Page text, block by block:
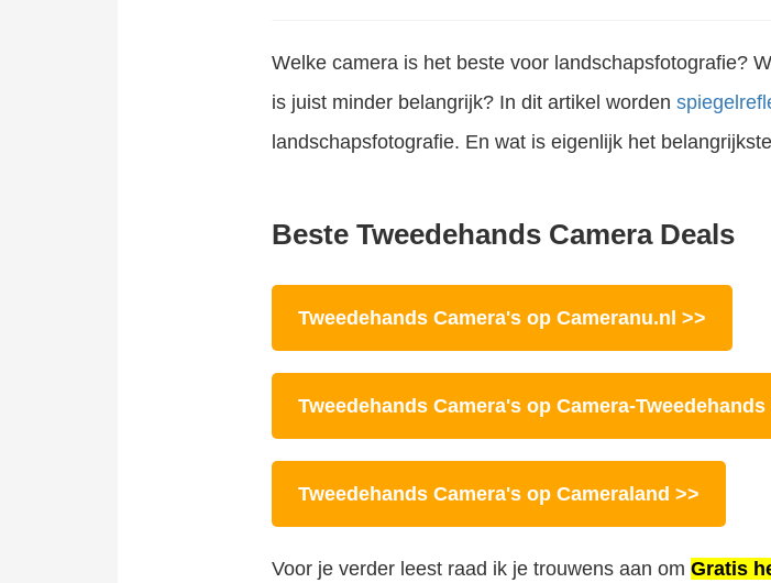
Welke camera is het beste voor landschapsfotografie?
is juist minder belangrijk? In dit artikel worden
landschapsfotografie. En wat is eigenlijk het
Beste Tweedehands Camera Deals
Tweedehands Camera's op Cameranu.nl >>
Tweedehands Camera's op Camera-Tweedehands
Tweedehands Camera's op Cameraland >>
Voor je verder leest raad ik je trouwens aan om Gratis